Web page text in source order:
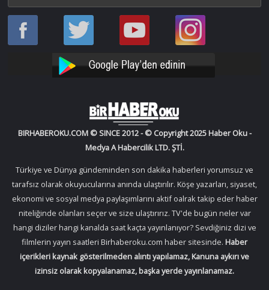
Haber
Oku
Haber
Oku
Bir
Haber
YouTube
Bir
Haber
Instagram
BIRHABEROKU.COM © SINCE 2012 - © Copyright 2025 Haber Oku -
Medya A Habercilik LTD. ŞTİ.
Türkiye ve Dünya gündeminden son dakika haberleri yorumsuz ve
tarafsız olarak okuyucularına anında ulaştırılır. Köşe yazarları, siyaset,
ekonomi ve sosyal medya paylaşımlarını aktif oalrak takip eder haber
niteliğinde olanları seçer ve size ulaştırırız. TV'de bugün neler var
hangi diziler hangi kanalda saat kaçta yayınlanıyor? Sevdiğiniz dizi ve
filmlerin yayın saatleri Birhaberoku.com haber sitesinde. Haber
içerikleri kaynak gösterilmeden alıntı yapılamaz, Kanuna aykırı ve
izinsiz olarak kopyalanamaz, başka yerde yayınlanamaz.